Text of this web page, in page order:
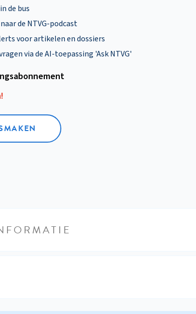
de bus
de NTVG-podcast
voor artikelen en dossiers
via de AI-toepassing 'Ask NTVG'